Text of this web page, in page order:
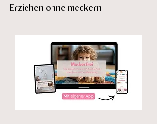
Erziehen ohne meckern